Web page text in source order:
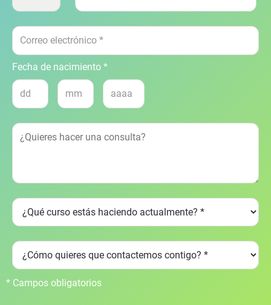
Fecha de nacimiento *
* Campos obligatorios